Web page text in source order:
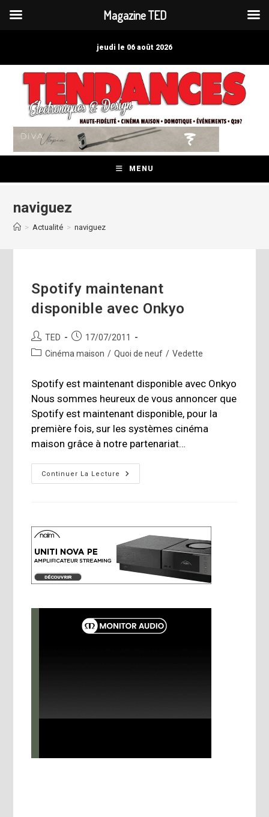
jeudi le 06 août 2026
MENU
naviguez
> Actualité > naviguez
Spotify maintenant
disponible avec Onkyo
Auteur/autrice
de
TED
Publication
publiée :
17/07/2011
PostCinéma maison / Quoi de neuf / Vedette
Spotify est maintenant disponible avec Onkyo
Nous sommes heureux de vous annoncer que
Spotify est maintenant disponible, pour la
première fois, sur les systèmes cinéma
maison grâce à notre partenariat…
Continuer La Lecture
Spotify
Maintenant
Magazine TED